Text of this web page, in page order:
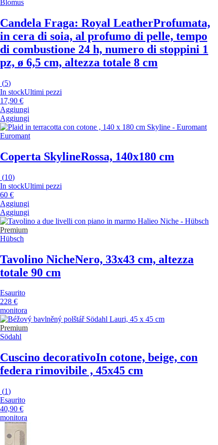
Blomus
Candela Fraga: Royal LeatherProfumata,
in cera di soia, al profumo di pelle, tempo
di combustione 24 h, numero di stoppini 1
pz, ø 6,5 cm, altezza totale 8 cm
(5)
In stockUltimi pezzi
17,90 €
Aggiungi
Aggiungi
Euromant
Coperta SkylineRossa, 140x180 cm
(10)
In stockUltimi pezzi
60 €
Aggiungi
Aggiungi
Premium
Hübsch
Tavolino NicheNero, 33x43 cm, altezza
totale 90 cm
Esaurito
228 €
monitora
Premium
Södahl
Cuscino decorativoIn cotone, beige, con
federa rimovibile , 45x45 cm
(1)
Esaurito
40,90 €
monitora